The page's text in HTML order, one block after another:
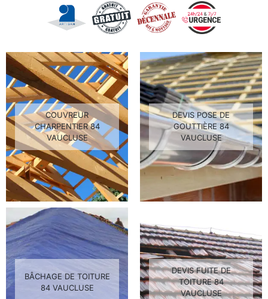
COUVREUR
CHARPENTIER 84
VAUCLUSE
DEVIS POSE DE
GOUTTIÈRE 84
VAUCLUSE
BÂCHAGE DE TOITURE
84 VAUCLUSE
DEVIS FUITE DE
TOITURE 84
VAUCLUSE